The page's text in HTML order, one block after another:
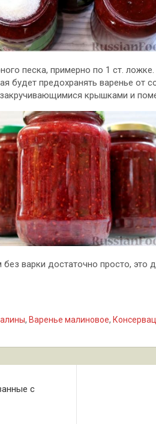
песка, примерно по 1 ст.
будет предохранять варенье от
крышками и
без варки достаточно просто,
, Варенье малиновое,
с